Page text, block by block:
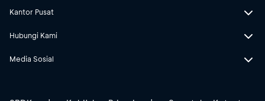
Kantor Pusat
Hubungi Kami
Media Sosial